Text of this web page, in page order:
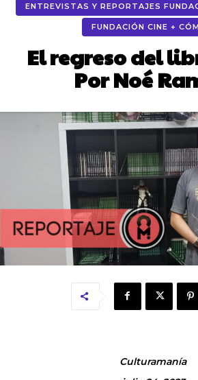
ENTREVISTAS Y REPORTAJES
FUNDACIÓN CINE +
El regreso del
Por Noé
Culturamanía